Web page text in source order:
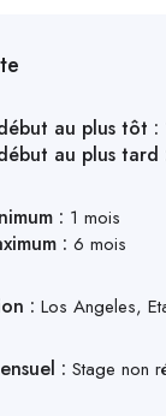
au plus tôt :
au plus tard
: 1 mois
: 6 mois
: Los Angeles,
: Stage non